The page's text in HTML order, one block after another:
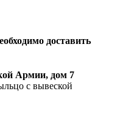
доставить
Армии, дом 7
с вывеской